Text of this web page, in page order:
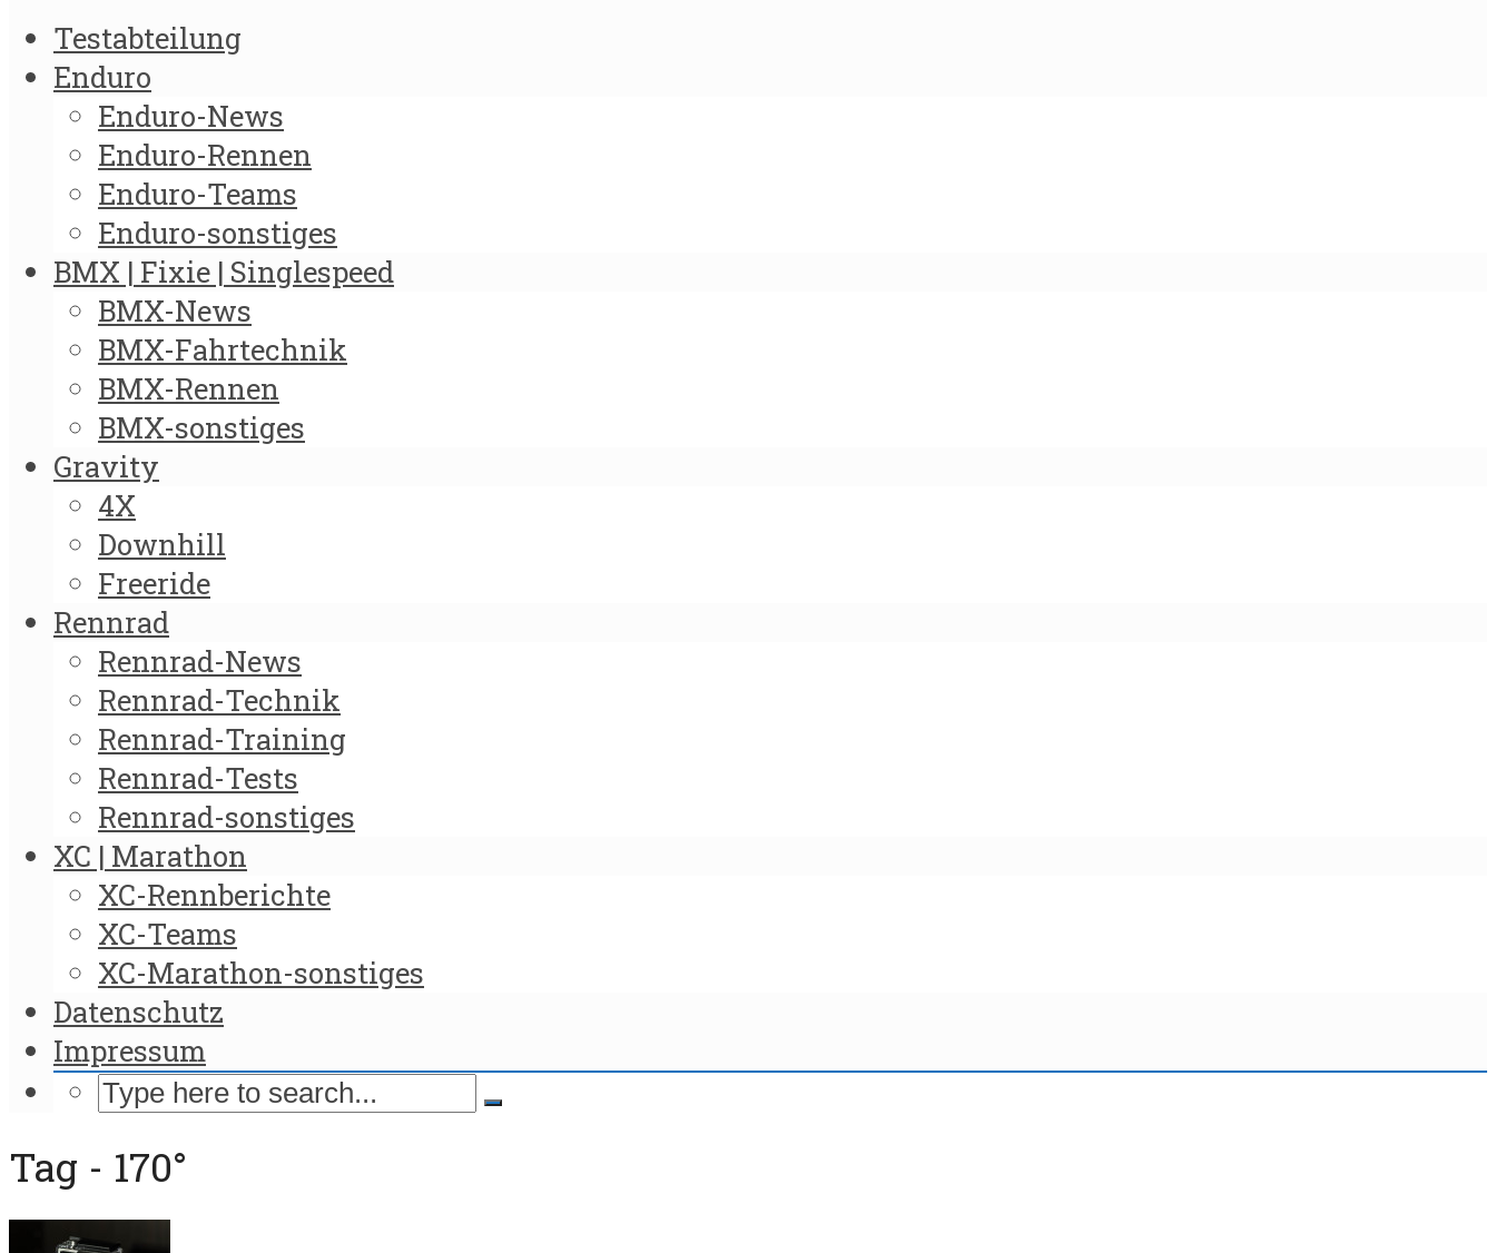
Testabteilung
Enduro
Enduro-News
Enduro-Rennen
Enduro-Teams
Enduro-sonstiges
BMX | Fixie | Singlespeed
BMX-News
BMX-Fahrtechnik
BMX-Rennen
BMX-sonstiges
Gravity
4X
Downhill
Freeride
Rennrad
Rennrad-News
Rennrad-Technik
Rennrad-Training
Rennrad-Tests
Rennrad-sonstiges
XC | Marathon
XC-Rennberichte
XC-Teams
XC-Marathon-sonstiges
Datenschutz
Impressum
Tag - 170°